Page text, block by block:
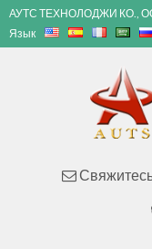
АУТС ТЕХНОЛОДЖИ КО.,
Язык
